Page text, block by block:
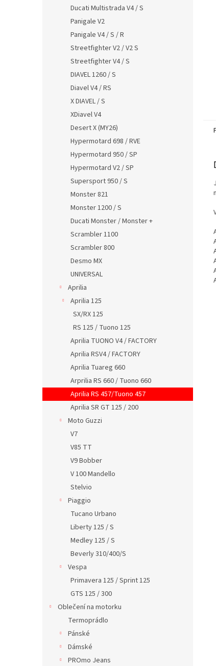
Ducati Multistrada V4 / S
Panigale V2
Panigale V4 / S / R
Streetfighter V2 / V2 S
Streetfighter V4 / S
DIAVEL 1260 / S
Diavel V4 / RS
X DIAVEL / S
XDiavel V4
Desert X (MY26)
Hypermotard 698 / RVE
Hypermotard 950 / SP
Hypermotard V2 / SP
Supersport 950 / S
Monster 821
Monster 1200 / S
Ducati Monster / Monster +
Scrambler 1100
Scrambler 800
Desmo MX
UNIVERSAL
Aprilia
Aprilia 125
SX/RX 125
RS 125 / Tuono 125
Aprilia TUONO V4 / FACTORY
Aprilia RSV4 / FACTORY
Aprilia Tuareg 660
Arprilia RS 660 / Tuono 660
Aprilia RS 457/Tuono 457
Aprilia SR GT 125 / 200
Moto Guzzi
V7
V85 TT
V9 Bobber
V 100 Mandello
Stelvio
Piaggio
Tucano Urbano
Liberty 125 / S
Medley 125 / S
Beverly 310/400/S
Vespa
Primavera 125 / Sprint 125
GTS 125 / 300
Oblečení na motorku
Termoprádlo
Pánské
Dámské
PROmo Jeans